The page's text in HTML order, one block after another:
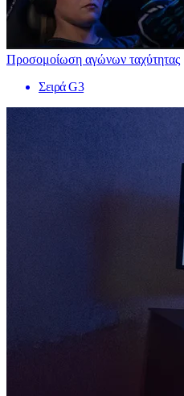
Προσομοίωση αγώνων ταχύτητας
Σειρά G3